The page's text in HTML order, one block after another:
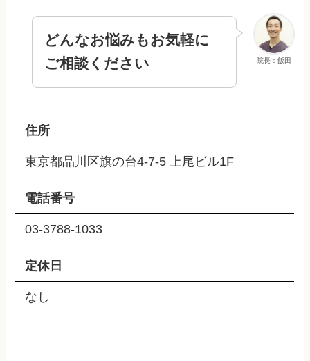
院長：飯田
どんなお悩みもお気軽に
ご相談ください
住所
東京都品川区旗の台4-7-5 上尾ビル1F
電話番号
03-3788-1033
定休日
なし